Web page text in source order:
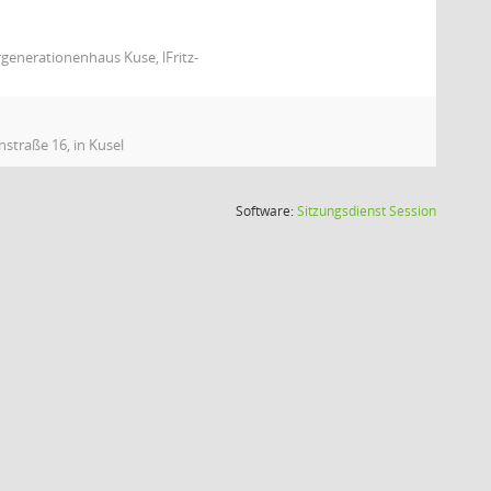
Kuse, lFritz-
16, in Kusel
Software:SitzungsdienstSession(Wird in